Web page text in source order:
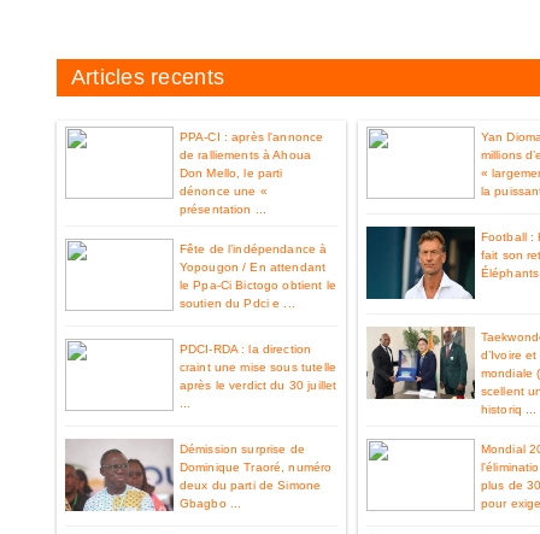
Articles recents
PPA-CI : après l'annonce
de ralliements à Ahoua
Don Mello, le parti
dénonce une «
présentation ...
Fête de l’indépendance à
Yopougon / En attendant
le Ppa-Ci Bictogo obtient le
soutien du Pdci e ...
PDCI-RDA : la direction
craint une mise sous tutelle
après le verdict du 30 juillet
Démission surprise de
Dominique Traoré, numéro
deux du parti de Simone
Gbagbo ...
Yan
millions
«
la
Football :
fait son
d’Ivoire
mondiale
scellent
historiq ...
Mondial
plus de
pour